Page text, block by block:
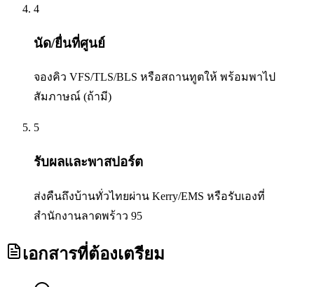
4
นัด/ยื่นที่ศูนย์
จองคิว VFS/TLS/BLS หรือสถานทูตให้ พร้อมพาไป
สัมภาษณ์ (ถ้ามี)
5
รับผลและพาสปอร์ต
ส่งคืนถึงบ้านทั่วไทยผ่าน Kerry/EMS หรือรับเองที่
สำนักงานลาดพร้าว 95
เอกสารที่ต้องเตรียม